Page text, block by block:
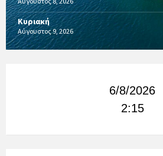
Κυριακή
Αύγουστος 9, 2026
6/8/2026
2:15